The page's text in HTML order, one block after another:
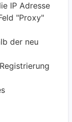
IP Adresse
"Proxy"
der neu